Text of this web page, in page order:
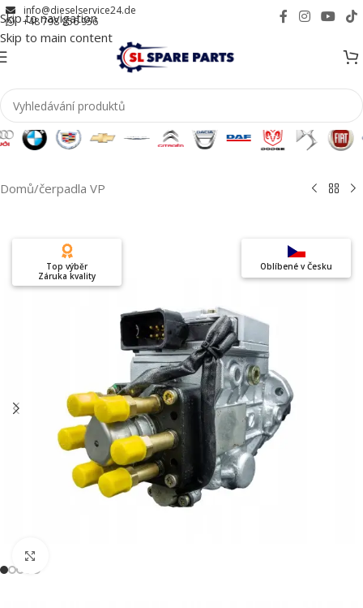
Skip to navigation
Skip to main content
info@dieselservice24.de
+48 798 956 956
Domů/čerpadla VP
Oblíbené v Česku
Top výběr
Záruka kvality